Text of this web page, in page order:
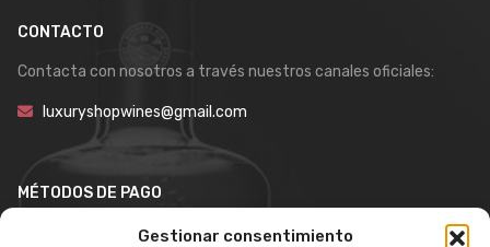
Gestionar consentimiento
CONTACTO
Contacta con nosotros a través nuestros canales oficiales:
luxuryshopwines@gmail.com
MÉTODOS DE PAGO